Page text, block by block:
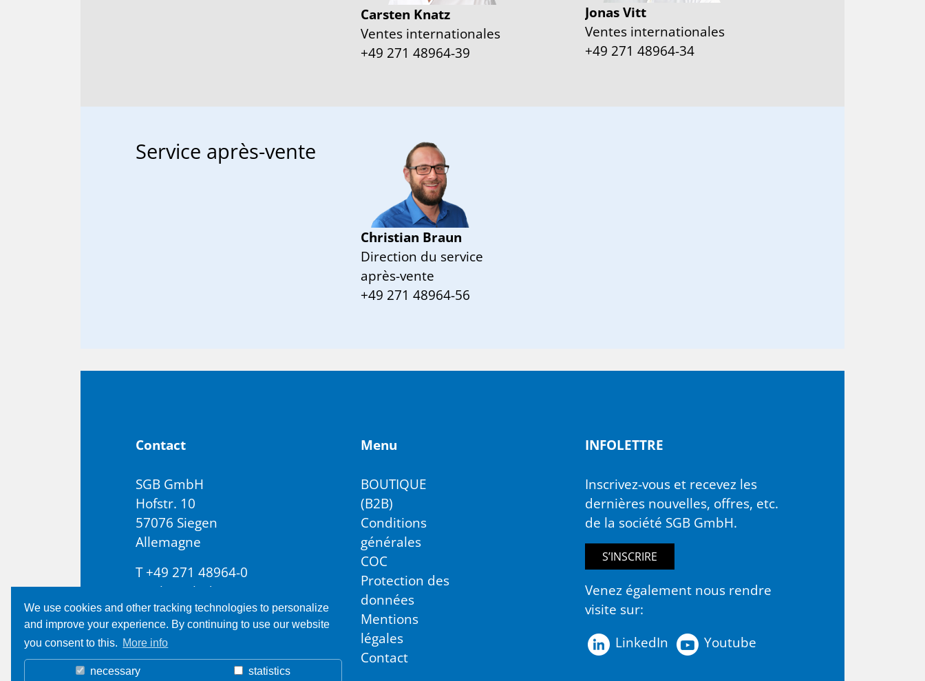
We use cookies and other tracking technologies to personalize
and improve your experience. By continuing to use our website
you consent to this. More info
necessary statistics
Carsten Knatz
Ventes internationales
+49 271 48964-39
Jonas Vitt
Ventes internationales
+49 271 48964-34
Ser­vice après-vente
Christian Braun
Direction du service
après-vente
+49 271 48964-56
Contact
SGB GmbH
Hofstr. 10
57076 Siegen
Allemagne
T +49 271 48964-0
sgb@sgb.de
Menu
BOUTIQUE
(B2B)
Conditions
générales
COC
Protection des
données
Mentions
légales
Contact
IN­FO­LETTRE
Inscrivez-vous et recevez les
dernières nouvelles, offres, etc.
de la société SGB GmbH.
S’INSCRIRE
Venez également nous rendre
visite sur:
LinkedIn
Youtube